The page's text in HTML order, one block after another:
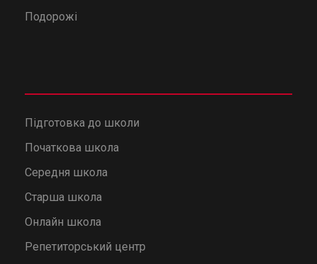
Подорожі
Підготовка до школи
Початкова школа
Середня школа
Старша школа
Онлайн школа
Репетиторський центр